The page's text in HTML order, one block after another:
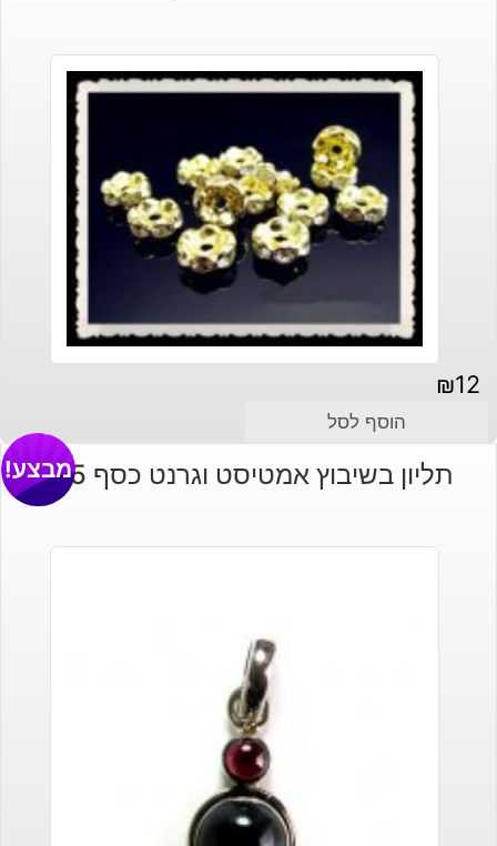
₪12
הוסף לסל
תליון בשיבוץ אמטיסט וגרנט כסף 925 מבצע!